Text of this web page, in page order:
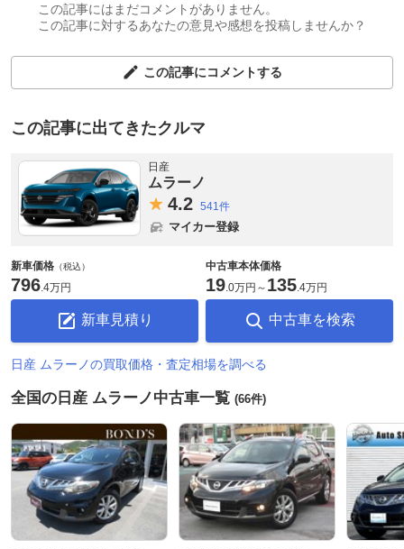
この記事にはまだコメントがありません。
この記事に対するあなたの意見や感想を投稿しませんか？
この記事にコメントする
この記事に出てきたクルマ
日産
ムラーノ
4.2 541件
マイカー登録
新車価格 （税込）
796.4万円
新車見積り
中古車本体価格
19.0万円 ～ 135.4万円
中古車を検索
日産 ムラーノの買取価格・査定相場を調べる
全国の日産 ムラーノ中古車一覧 (66件)